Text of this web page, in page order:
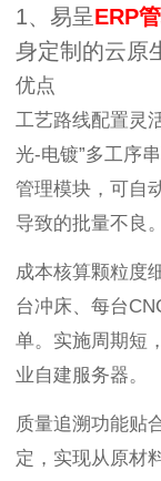
1、易呈ERP
身定制的云原
优点
工艺路线配置灵
光-电镀”多工序
管理模块，可自
导致的批量不良。
成本核算颗粒度
台冲床、每台
单。实施周期短
业自建服务器。
质量追溯功能贴
定，实现从原材